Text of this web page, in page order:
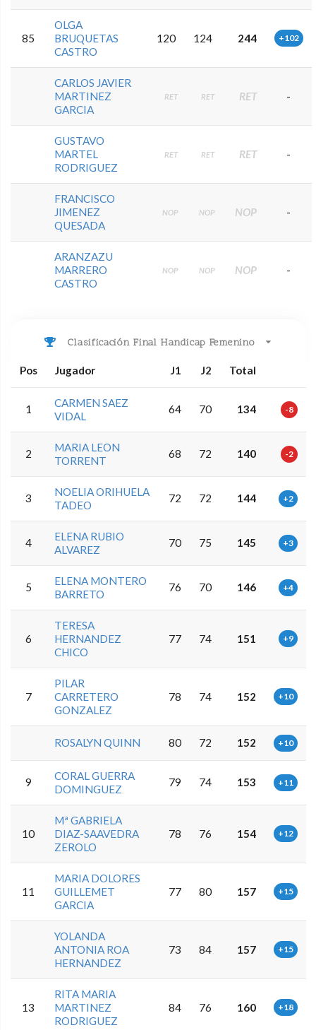
85
OLGA
BRUQUETAS
CASTRO
120 124 244 +102
CARLOS JAVIER
MARTINEZ
GARCIA
RET RET RET -
GUSTAVO
MARTEL
RODRIGUEZ
RET RET RET -
FRANCISCO
JIMENEZ
QUESADA
NOP NOP NOP -
ARANZAZU
MARRERO
CASTRO
NOP NOP NOP -
Clasificación Final Handicap Femenino
Pos Jugador J1 J2 Total
1
CARMEN SAEZ
VIDAL
64 70 134 -8
2
MARIA LEON
TORRENT
68 72 140 -2
3
NOELIA ORIHUELA
TADEO
72 72 144 +2
4
ELENA RUBIO
ALVAREZ
70 75 145 +3
5
ELENA MONTERO
BARRETO
76 70 146 +4
6
TERESA
HERNANDEZ
CHICO
77 74 151 +9
7
PILAR
CARRETERO
GONZALEZ
78 74 152 +10
ROSALYN QUINN 80 72 152 +10
9
CORAL GUERRA
DOMINGUEZ
79 74 153 +11
10
Mª GABRIELA
DIAZ-SAAVEDRA
ZEROLO
78 76 154 +12
11
MARIA DOLORES
GUILLEMET
GARCIA
77 80 157 +15
YOLANDA
ANTONIA ROA
HERNANDEZ
73 84 157 +15
13
RITA MARIA
MARTINEZ
RODRIGUEZ
84 76 160 +18